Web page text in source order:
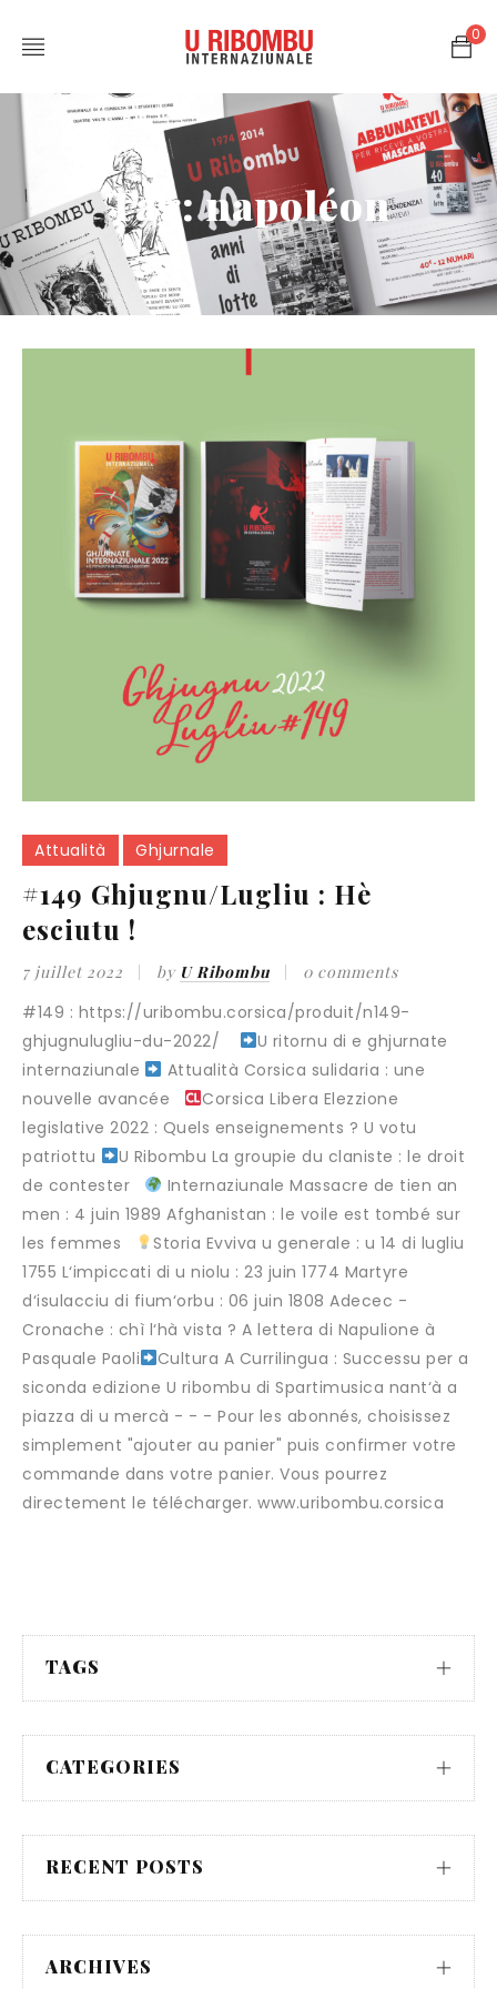
0
Tag: napoléon
Attualità Ghjurnale
#149 Ghjugnu/Lugliu : Hè
esciutu !
7 juillet 2022 by U Ribombu 0 comments
#149 : https://uribombu.corsica/produit/n149-
ghjugnulugliu-du-2022/ ‎
U ritornu di e ghjurnate
internaziunale
Attualità Corsica sulidaria : une
nouvelle avancée
Corsica Libera Elezzione
legislative 2022 : Quels enseignements ? U votu
patriottu
U Ribombu La groupie du claniste : le droit
de contester
Internaziunale Massacre de tien an
men : 4 juin 1989 Afghanistan : le voile est tombé sur
les femmes
Storia Evviva u generale : u 14 di lugliu
1755 L‘impiccati di u niolu : 23 juin 1774 Martyre
d‘isulacciu di fium‘orbu : 06 juin 1808 Adecec -
Cronache : chì l‘hà vista ? A lettera di Napulione à
Pasquale Paoli
Cultura A Currilingua : Successu per a
siconda edizione U ribombu di Spartimusica nant‘à a
piazza di u mercà - - - Pour les abonnés, choisissez
simplement "ajouter au panier" puis confirmer votre
commande dans votre panier. Vous pourrez
directement le télécharger. www.uribombu.corsica
TAGS
CATEGORIES
RECENT POSTS
ARCHIVES